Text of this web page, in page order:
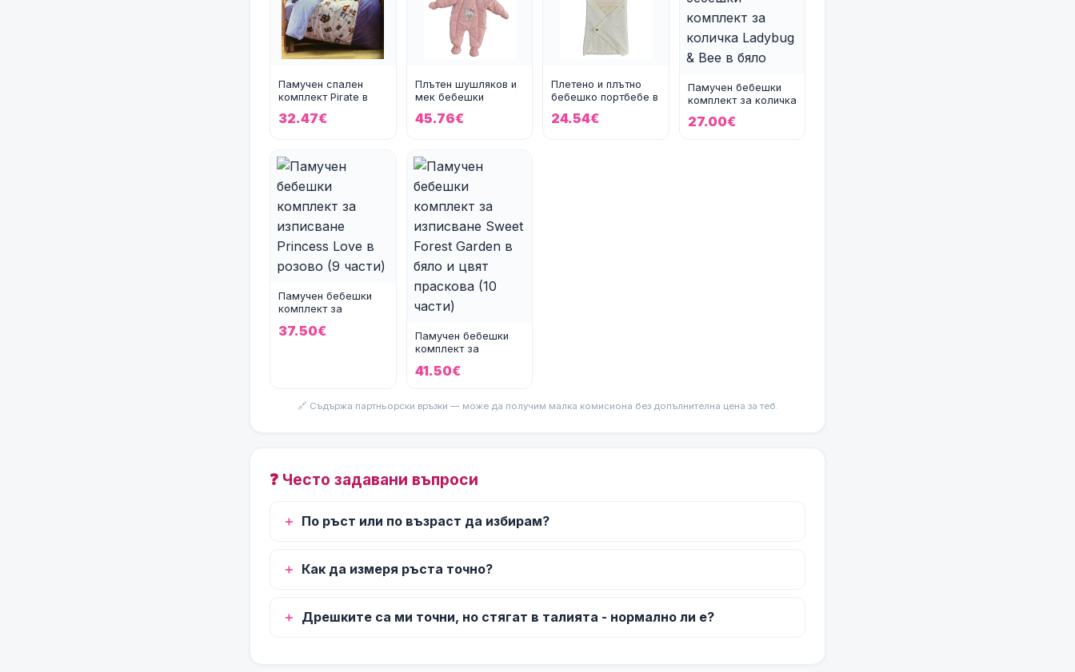
Памучен спален
комплект Pirate в
32.47€
Плътен шушляков и
мек бебешки
в цвят прас
45.76€
Плетено и плътно
бебешко портбебе в
24.54€
Памучен бебешки
комплект за количка
бяло
27.00€
Памучен бебешки
комплект за
Love в розово
37.50€
Памучен бебешки
комплект за
Forest Garden в
41.50€
🔗 Съдържа партньорски връзки — може да получим малка комисиона без допълнителна цена за теб.
❓ Често задавани въпроси
По ръст или по възраст да избирам?
Как да измеря ръста точно?
Дрешките са ми точни, но стягат в талията - нормално ли е?